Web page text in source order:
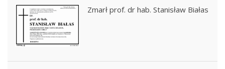
Zmarł prof. dr hab. Stanisław Białas